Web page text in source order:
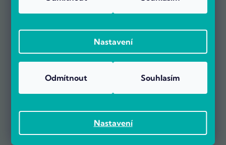
Nastavení
Nastavení
Odmítnout Souhlasím
OVĚŘENO ZÁKAZNÍKY
na portálu Heureka.cz.
Recenze zákazníků z Heureky